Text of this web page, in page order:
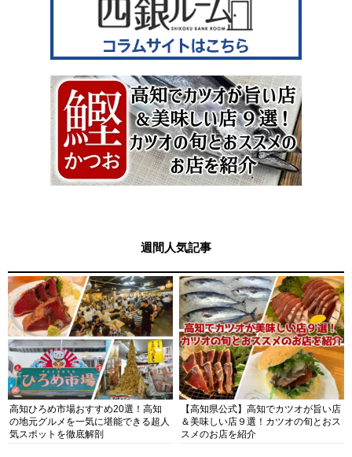
週間人気記事
高知ひろめ市場おすすめ20選！高知
の地元グルメを一気に堪能できる超人
気スポットを徹底解剖
【高知県公式】高知でカツオが旨い店
＆美味しい店９選！カツオの旬とおス
スメのお店を紹介